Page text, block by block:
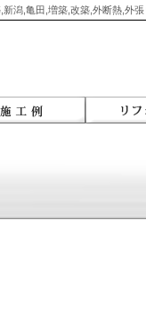
潟,亀田,増築,改築,外断熱,外